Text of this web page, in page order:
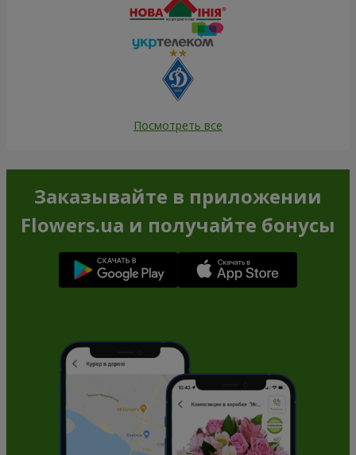
Посмотреть все
Заказывайте в приложении
Flowers.ua и получайте бонусы